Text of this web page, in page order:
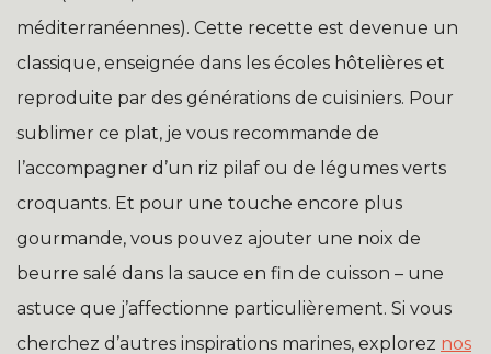
méditerranéennes). Cette recette est devenue un
classique, enseignée dans les écoles hôtelières et
reproduite par des générations de cuisiniers. Pour
sublimer ce plat, je vous recommande de
l’accompagner d’un riz pilaf ou de légumes verts
croquants. Et pour une touche encore plus
gourmande, vous pouvez ajouter une noix de
beurre salé dans la sauce en fin de cuisson – une
astuce que j’affectionne particulièrement. Si vous
cherchez d’autres inspirations marines, explorez nos